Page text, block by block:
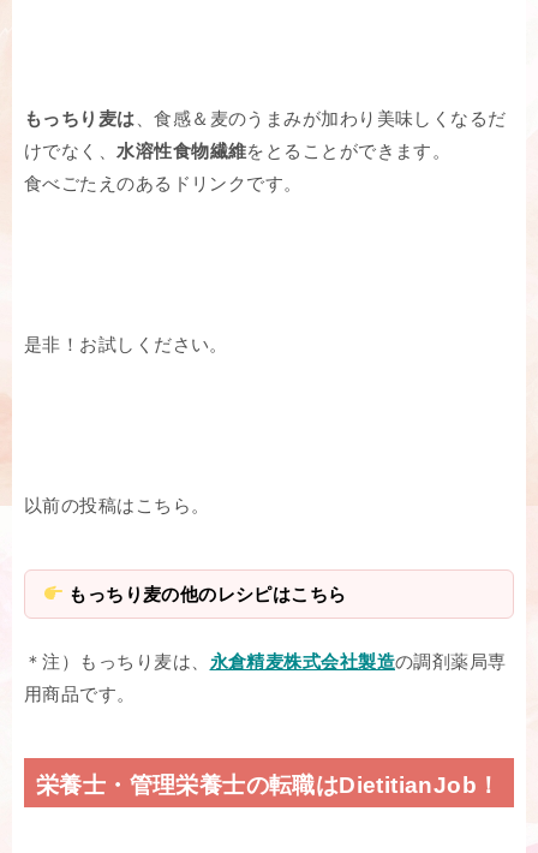
もっちり麦は
、食感＆麦のうまみが加わり美味しくなるだ
けでなく、 水溶性食物繊維をとることができます。
食べごたえのあるドリンクです。
是非！お試しください。
以前の投稿はこちら。
もっちり麦の他のレシピはこちら
＊注）もっちり麦は、 永倉精麦株式会社製造の調剤薬局専
用商品です。
栄養士・管理栄養士の転職はDietitianJob！